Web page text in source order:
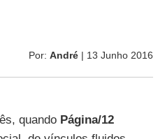
Por: André| 13 Junho 2016
quando Página/12